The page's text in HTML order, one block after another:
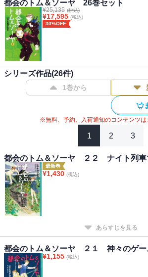
都会のトム＆ソーヤ 26巻セット
¥25,135 (税込)
¥17,595 (税込)
30%OFF
シリーズ作品(26件)
1巻から
※無料、予約、入荷通知のコンテンツは
1 2 3
都会のトム＆ソーヤ ２２ ナイト列車
最新巻
¥1,430 (税込)
あらすじを見る
都会のトム＆ソーヤ ２１ 神々のゲー
¥1,155 (税込)